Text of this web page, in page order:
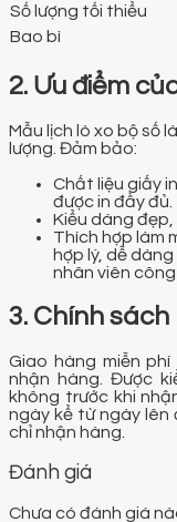
Số lượng tối thiểu
Bao bì
2. Ưu điểm
Mẫu lịch lò xo bộ số
lượng. Đảm bảo:
Chất liệu giấy
được in đầy đủ.
Kiểu dáng
Thích hợp làm
hợp lý, dễ
nhân viên công
3. Chính
Giao hàng miễn
nhận hàng. Được
không trước khi
ngày kể từ ngày lên
chỉ nhận hàng.
Đánh giá
Chưa có đánh giá